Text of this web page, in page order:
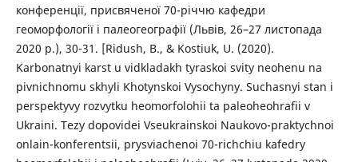
конференції, присвяченої 70-річчю кафедри
геоморфології і палеогеографії (Львів, 26–27 листопада
2020 р.), 30-31. [Ridush, B., & Kostiuk, U. (2020).
Karbonatnyi karst u vidkladakh tyraskoi svity neohenu na
pivnichnomu skhyli Khotynskoi Vysochyny. Suchasnyi stan i
perspektyvy rozvytku heomorfolohii ta paleoheohrafii v
Ukraini. Tezy dopovidei Vseukrainskoi Naukovo-praktychnoi
onlain-konferentsii, prysviachenoi 70-richchiu kafedry